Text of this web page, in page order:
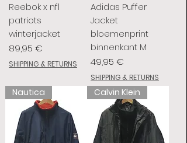
Reebok x nfl
patriots
winterjacket
Preis
89,95 €
SHIPPING & RETURNS
Adidas Puffer
Jacket
bloemenprint
binnenkant M
Preis
49,95 €
SHIPPING & RETURNS
Nautica Calvin Klein